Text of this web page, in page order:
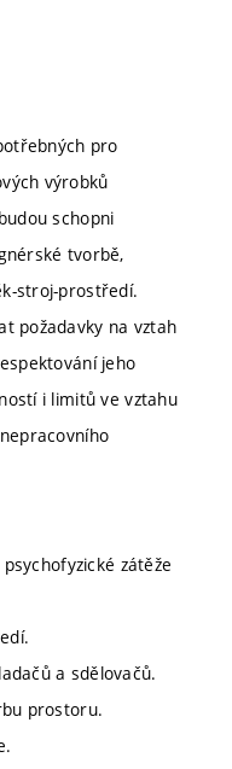
pro
výrobků
schopni
tvorbě,
stroj-prostředí.
požadavky na vztah
jeho
i limitů ve vztahu
zátěže
a sdělovačů.
prostoru.